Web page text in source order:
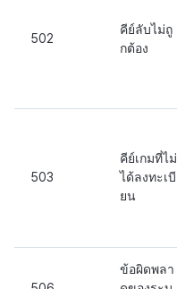
502
คีย์ลับไม่ถู
กต้อง
503
คีย์เกมที่ไม่
ได้ลงทะเบี
ยน
ข้อผิดพลา